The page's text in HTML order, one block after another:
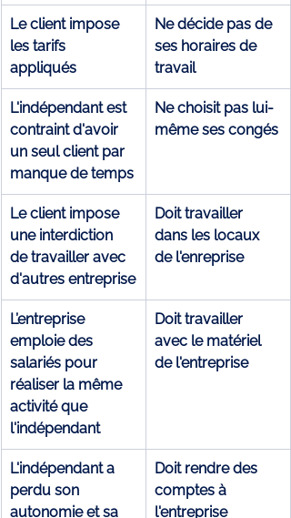
Le client impose
les tarifs
appliqués
Ne décide pas de
ses horaires de
travail
L'indépendant est
contraint d'avoir
un seul client par
manque de temps
Ne choisit pas lui-
même ses congés
Le client impose
une interdiction
de travailler avec
d'autres entreprise
Doit travailler
dans les locaux
de l'enreprise
L’entreprise
emploie des
salariés pour
réaliser la même
activité que
l'indépendant
Doit travailler
avec le matériel
de l'entreprise
L'indépendant a
perdu son
autonomie et sa
Doit rendre des
comptes à
l'entreprise